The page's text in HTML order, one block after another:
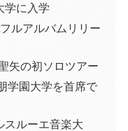
学に入学
ルアルバムリリー
矢の初ソロツアー
学園大学を首席で
スルーエ音楽大